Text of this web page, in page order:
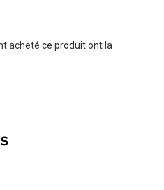
acheté ce produit ont la